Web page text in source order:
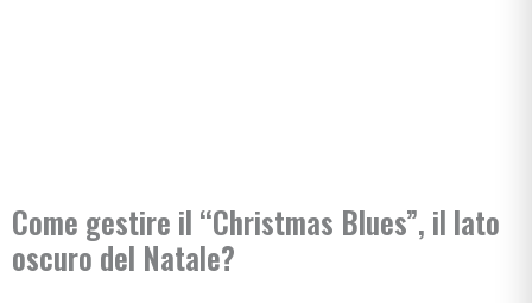
Come gestire il “Christmas Blues”, il lato
oscuro del Natale?